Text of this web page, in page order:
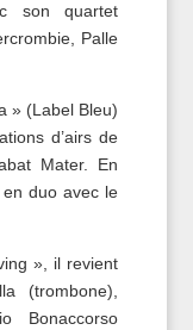
son quartet
Palle
» (Label Bleu)
d’airs de
Mater. En
duo avec le
», il revient
(trombone),
Bonaccorso